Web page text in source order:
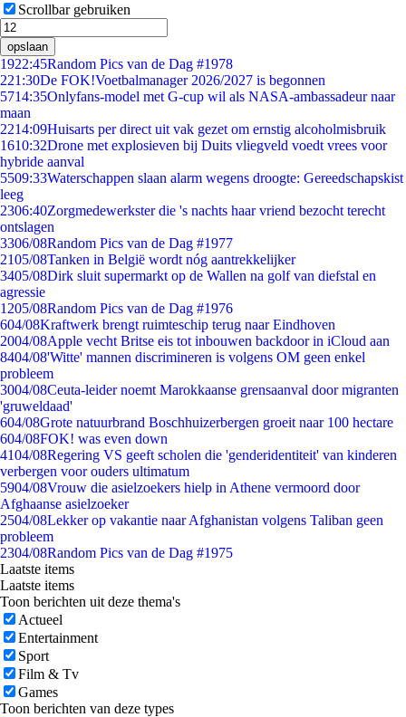
Scrollbar gebruiken
opslaan
1922:45Random Pics van de Dag #1978
221:30De FOK!Voetbalmanager 2026/2027 is begonnen
5714:35Onlyfans-model met G-cup wil als NASA-ambassadeur naar
maan
2214:09Huisarts per direct uit vak gezet om ernstig alcoholmisbruik
1610:32Drone met explosieven bij Duits vliegveld voedt vrees voor
hybride aanval
5509:33Waterschappen slaan alarm wegens droogte: Gereedschapskist
leeg
2306:40Zorgmedewerkster die 's nachts haar vriend bezocht terecht
ontslagen
3306/08Random Pics van de Dag #1977
2105/08Tanken in België wordt nóg aantrekkelijker
3405/08Dirk sluit supermarkt op de Wallen na golf van diefstal en
agressie
1205/08Random Pics van de Dag #1976
604/08Kraftwerk brengt ruimteschip terug naar Eindhoven
2004/08Apple vecht Britse eis tot inbouwen backdoor in iCloud aan
8404/08'Witte' mannen discrimineren is volgens OM geen enkel
probleem
3004/08Ceuta-leider noemt Marokkaanse grensaanval door migranten
'gruweldaad'
604/08Grote natuurbrand Boschhuizerbergen groeit naar 100 hectare
604/08FOK! was even down
4104/08Regering VS geeft scholen die 'genderidentiteit' van kinderen
verbergen voor ouders ultimatum
5904/08Vrouw die asielzoekers hielp in Athene vermoord door
Afghaanse asielzoeker
2504/08Lekker op vakantie naar Afghanistan volgens Taliban geen
probleem
2304/08Random Pics van de Dag #1975
Laatste items
Laatste items
Toon berichten uit deze thema's
Actueel
Entertainment
Sport
Film & Tv
Games
Toon berichten van deze types